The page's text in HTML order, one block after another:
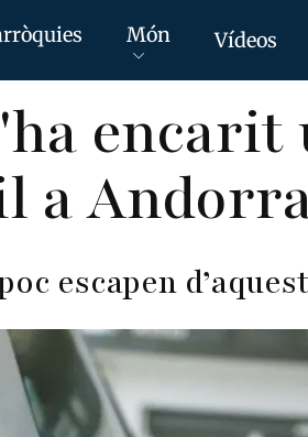
Món Vídeos
encarit
a
escapen